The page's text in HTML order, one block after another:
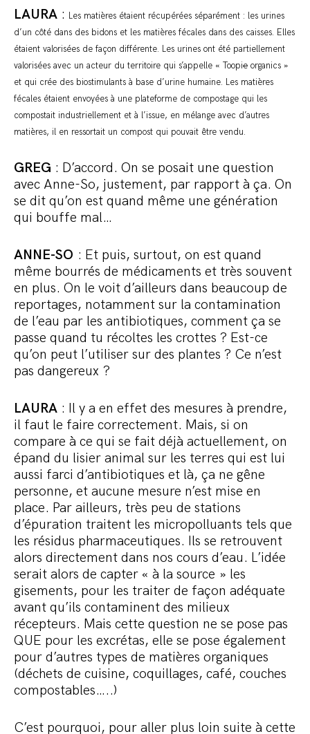
LAURA : Les matières étaient récupérées séparément : les urines
d’un côté dans des bidons et les matières fécales dans des caisses. Elles
étaient valorisées de façon différente. Les urines ont été partiellement
valorisées avec un acteur du territoire qui s’appelle « Toopie organics »
et qui crée des biostimulants à base d’urine humaine. Les matières
fécales étaient envoyées à une plateforme de compostage qui les
compostait industriellement et à l’issue, en mélange avec d’autres
matières, il en ressortait un compost qui pouvait être vendu.
GREG : D’accord. On se posait une question
avec Anne-So, justement, par rapport à ça. On
se dit qu’on est quand même une génération
qui bouffe mal…
ANNE-SO : Et puis, surtout, on est quand
même bourrés de médicaments et très souvent
en plus. On le voit d’ailleurs dans beaucoup de
reportages, notamment sur la contamination
de l’eau par les antibiotiques, comment ça se
passe quand tu récoltes les crottes ? Est-ce
qu’on peut l’utiliser sur des plantes ? Ce n’est
pas dangereux ?
LAURA : Il y a en effet des mesures à prendre,
il faut le faire correctement. Mais, si on
compare à ce qui se fait déjà actuellement, on
épand du lisier animal sur les terres qui est lui
aussi farci d’antibiotiques et là, ça ne gêne
personne, et aucune mesure n’est mise en
place. Par ailleurs, très peu de stations
d’épuration traitent les micropolluants tels que
les résidus pharmaceutiques. Ils se retrouvent
alors directement dans nos cours d’eau. L’idée
serait alors de capter « à la source » les
gisements, pour les traiter de façon adéquate
avant qu’ils contaminent des milieux
récepteurs. Mais cette question ne se pose pas
QUE pour les excrétas, elle se pose également
pour d’autres types de matières organiques
(déchets de cuisine, coquillages, café, couches
compostables…..)
C’est pourquoi, pour aller plus loin suite à cette